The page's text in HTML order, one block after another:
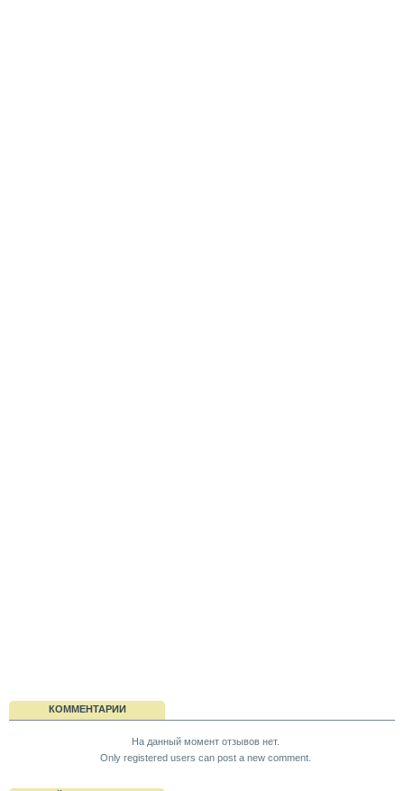
КОММЕНТАРИИ
На данный момент отзывов нет.
Only registered users can post a new comment.